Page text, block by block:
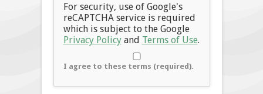
For security, use of Google's
reCAPTCHA service is required
which is subject to the Google
Privacy Policyand Terms of Use.
I agree to these terms (required).